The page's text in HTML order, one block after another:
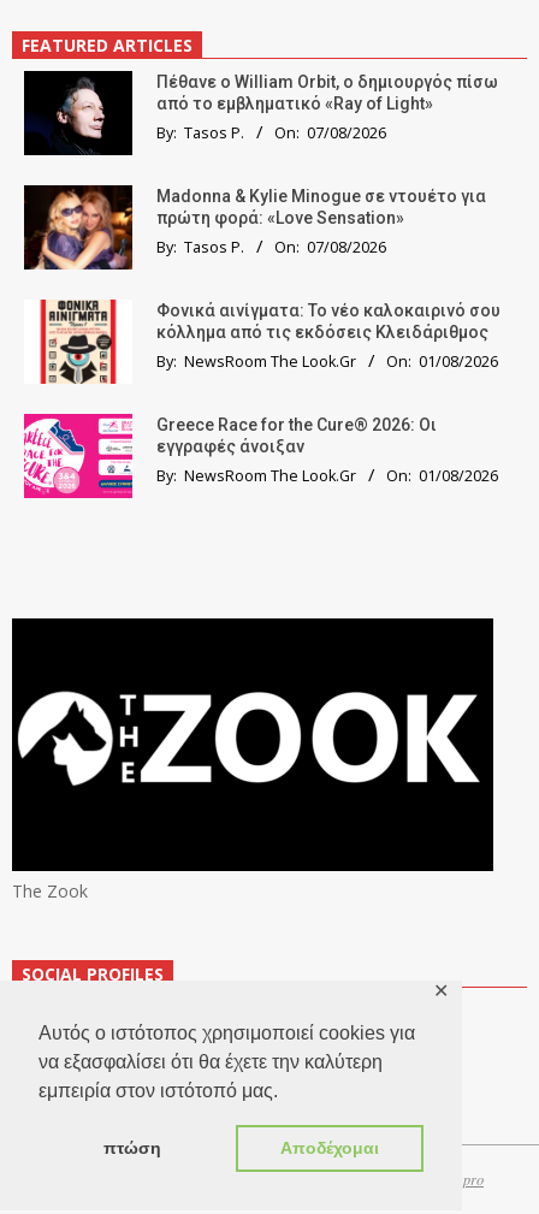
Αυτός ο ιστότοπος χρησιμοποιεί cookies για
να εξασφαλίσει ότι θα έχετε την καλύτερη
εμπειρία στον ιστότοπό μας.
πτώση Αποδέχομαι
✕
FEATURED ARTICLES
Πέθανε ο William Orbit, ο δημιουργός πίσω
από το εμβληματικό «Ray of Light»
By: Tasos P. On: 07/08/2026
Madonna & Kylie Minogue σε ντουέτο για
πρώτη φορά: «Love Sensation»
By: Tasos P. On: 07/08/2026
Φονικά αινίγματα: Το νέο καλοκαιρινό σου
κόλλημα από τις εκδόσεις Κλειδάριθμος
By: NewsRoom The Look.Gr On: 01/08/2026
Greece Race for the Cure® 2026: Οι
εγγραφές άνοιξαν
By: NewsRoom The Look.Gr On: 01/08/2026
The Zook
SOCIAL PROFILES
Websitepro